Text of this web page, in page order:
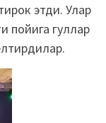
этди. Улар
пойига гуллар